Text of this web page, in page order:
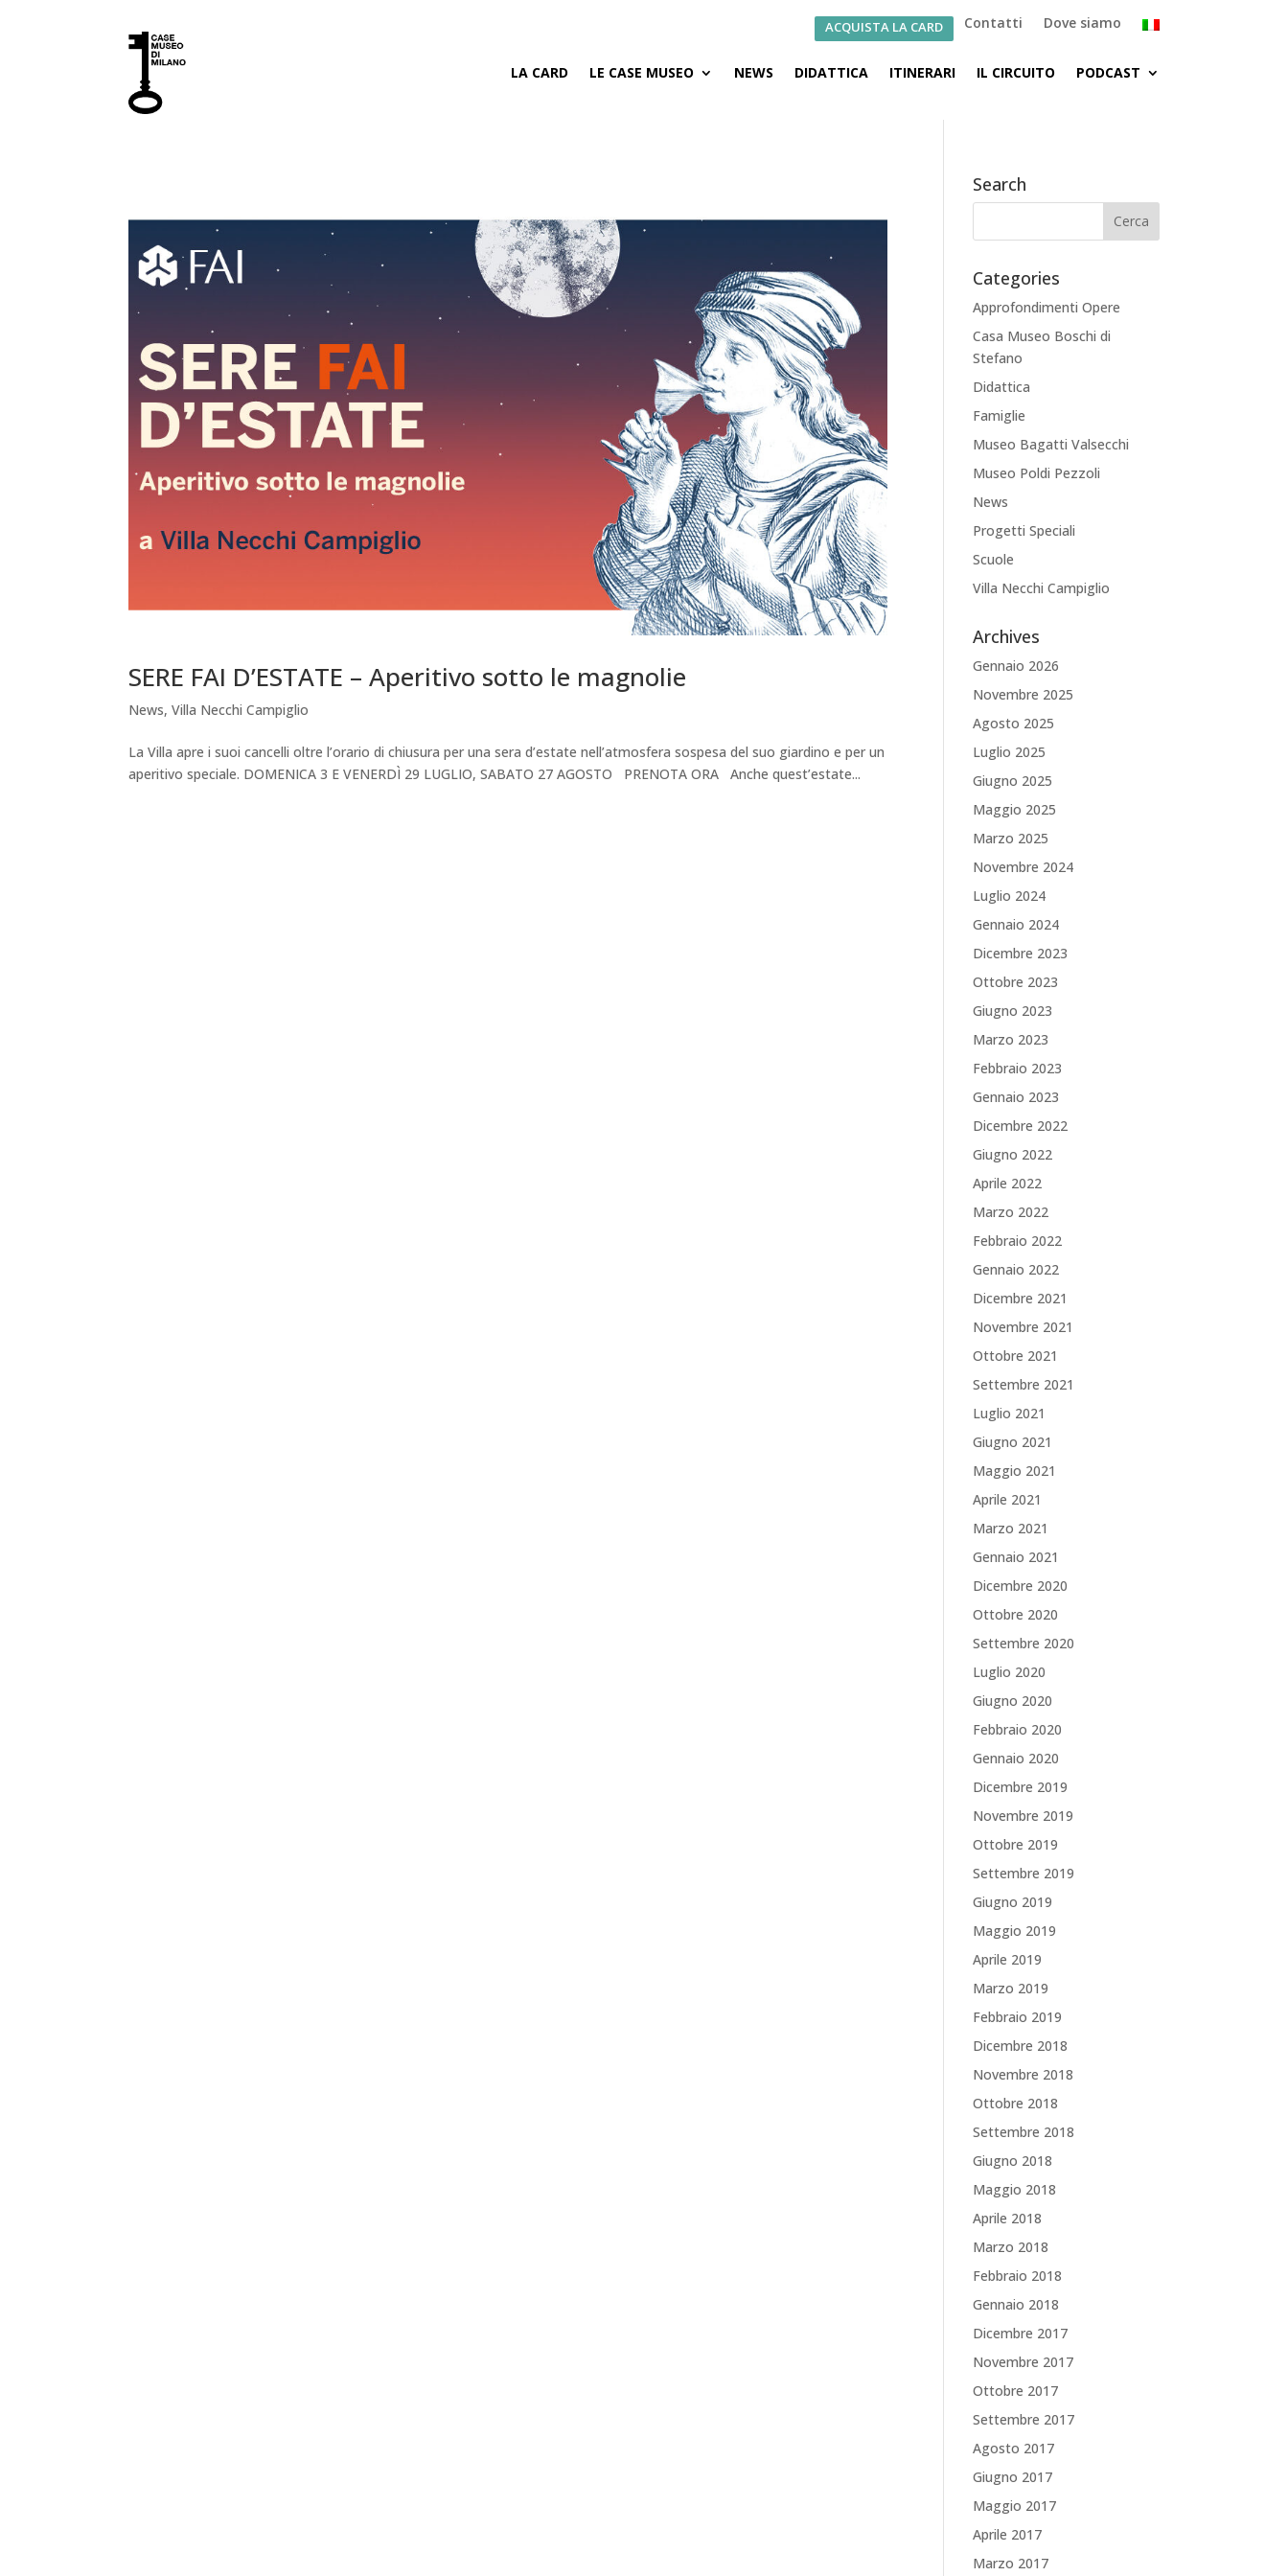
ACQUISTA LA CARD Contatti Dove siamo
LA CARD LE CASE MUSEO NEWS DIDATTICA ITINERARI IL CIRCUITO PODCAST
SERE FAI D’ESTATE – Aperitivo sotto le magnolie
News,Villa Necchi Campiglio
La Villa apre i suoi cancelli oltre l’orario di chiusura per una sera d’estate nell’atmosfera sospesa del suo giardino e per un
aperitivo speciale. DOMENICA 3 E VENERDÌ 29 LUGLIO, SABATO 27 AGOSTO PRENOTA ORA Anche quest’estate...
Search
Categories
Approfondimenti Opere
Casa Museo Boschi di
Stefano
Didattica
Famiglie
Museo Bagatti Valsecchi
Museo Poldi Pezzoli
News
Progetti Speciali
Scuole
Villa Necchi Campiglio
Archives
Gennaio 2026
Novembre 2025
Agosto 2025
Luglio 2025
Giugno 2025
Maggio 2025
Marzo 2025
Novembre 2024
Luglio 2024
Gennaio 2024
Dicembre 2023
Ottobre 2023
Giugno 2023
Marzo 2023
Febbraio 2023
Gennaio 2023
Dicembre 2022
Giugno 2022
Aprile 2022
Marzo 2022
Febbraio 2022
Gennaio 2022
Dicembre 2021
Novembre 2021
Ottobre 2021
Settembre 2021
Luglio 2021
Giugno 2021
Maggio 2021
Aprile 2021
Marzo 2021
Gennaio 2021
Dicembre 2020
Ottobre 2020
Settembre 2020
Luglio 2020
Giugno 2020
Febbraio 2020
Gennaio 2020
Dicembre 2019
Novembre 2019
Ottobre 2019
Settembre 2019
Giugno 2019
Maggio 2019
Aprile 2019
Marzo 2019
Febbraio 2019
Dicembre 2018
Novembre 2018
Ottobre 2018
Settembre 2018
Giugno 2018
Maggio 2018
Aprile 2018
Marzo 2018
Febbraio 2018
Gennaio 2018
Dicembre 2017
Novembre 2017
Ottobre 2017
Settembre 2017
Agosto 2017
Giugno 2017
Maggio 2017
Aprile 2017
Marzo 2017